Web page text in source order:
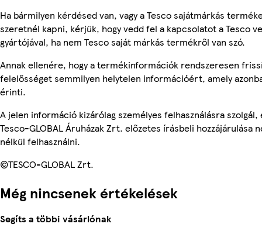
Ha bármilyen kérdésed van, vagy a Tesco sajátmárkás
szeretnél kapni, kérjük, hogy vedd fel a kapcsolatot a Tesco
gyártójával, ha nem Tesco saját márkás termékről van szó.
Annak ellenére, hogy a termékinformációk rendszeresen
felelősséget semmilyen helytelen információért, amely
érinti.
A jelen információ kizárólag személyes felhasználásra
Tesco-GLOBAL Áruházak Zrt. előzetes írásbeli hozzájárulása
nélkül felhasználni.
©TESCO-GLOBAL Zrt.
Még nincsenek értékelések
Segíts a többi vásárlónak